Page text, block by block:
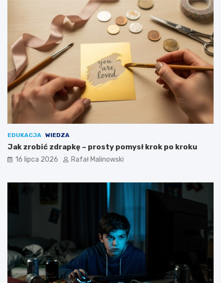
EDUKACJA WIEDZA
Jak zrobić zdrapkę – prosty pomysł krok po kroku
16 lipca 2026 Rafał Malinowski